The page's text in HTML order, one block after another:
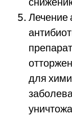
Лечение
для